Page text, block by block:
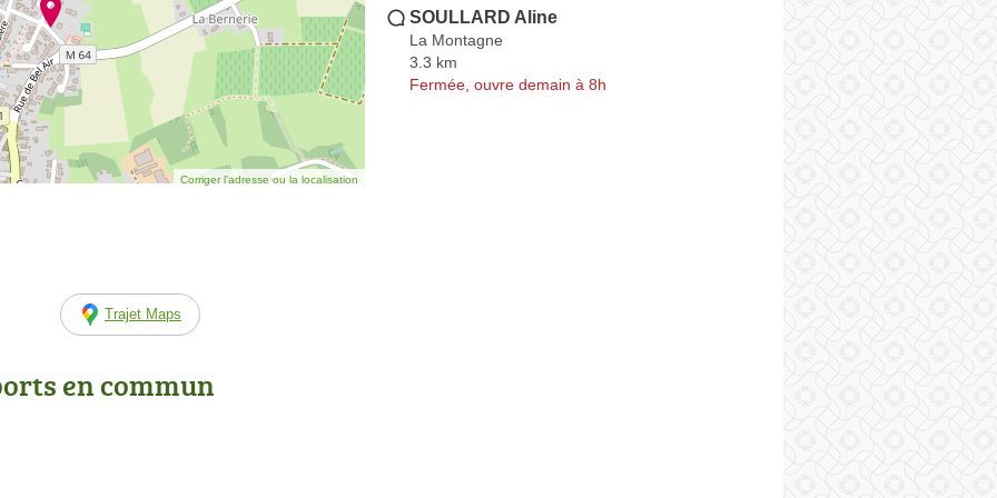
Corriger l’adresse ou la localisation
Trajet Maps
en commun
SOULLARD Aline
La Montagne
3.3 km
Fermée, ouvre demain à 8h